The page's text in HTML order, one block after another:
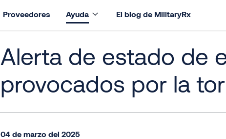
Proveedores Ayuda El blog de MilitaryRx
Alerta de estado de
provocados por la
04 de marzo del 2025